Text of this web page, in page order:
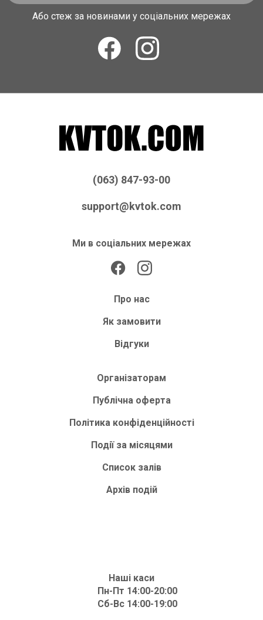
Або стеж за новинами у соціальних мережах
(063) 847-93-00
support@kvtok.com
Ми в соціальних мережах
Про нас
Як замовити
Відгуки
Організаторам
Публічна оферта
Політика конфіденційності
Події за місяцями
Список залів
Архів подій
Наші каси
Пн-Пт 14:00-20:00
Сб-Вс 14:00-19:00